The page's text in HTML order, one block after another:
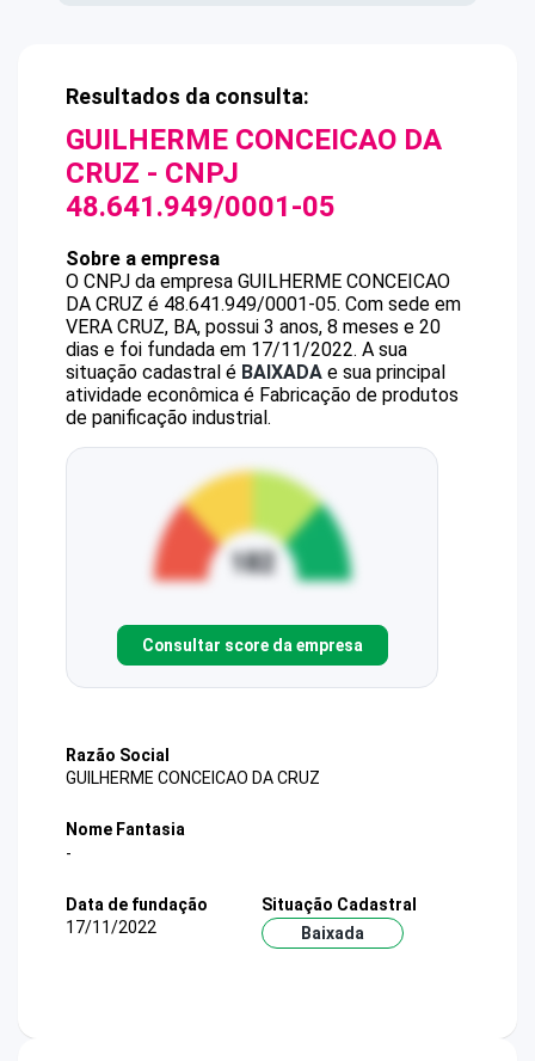
Resultados da consulta:
GUILHERME CONCEICAO DA
CRUZ - CNPJ
48.641.949/0001-05
Sobre a empresa
O CNPJ da empresa GUILHERME CONCEICAO
DA CRUZ é 48.641.949/0001-05. Com sede em
VERA CRUZ, BA, possui 3 anos, 8 meses e 20
dias e foi fundada em 17/11/2022. A sua
situação cadastral é BAIXADA e sua principal
atividade econômica é Fabricação de produtos
de panificação industrial.
Consultar score da empresa
Razão Social
GUILHERME CONCEICAO DA CRUZ
Nome Fantasia
-
Data de fundação
17/11/2022
Situação Cadastral
Baixada